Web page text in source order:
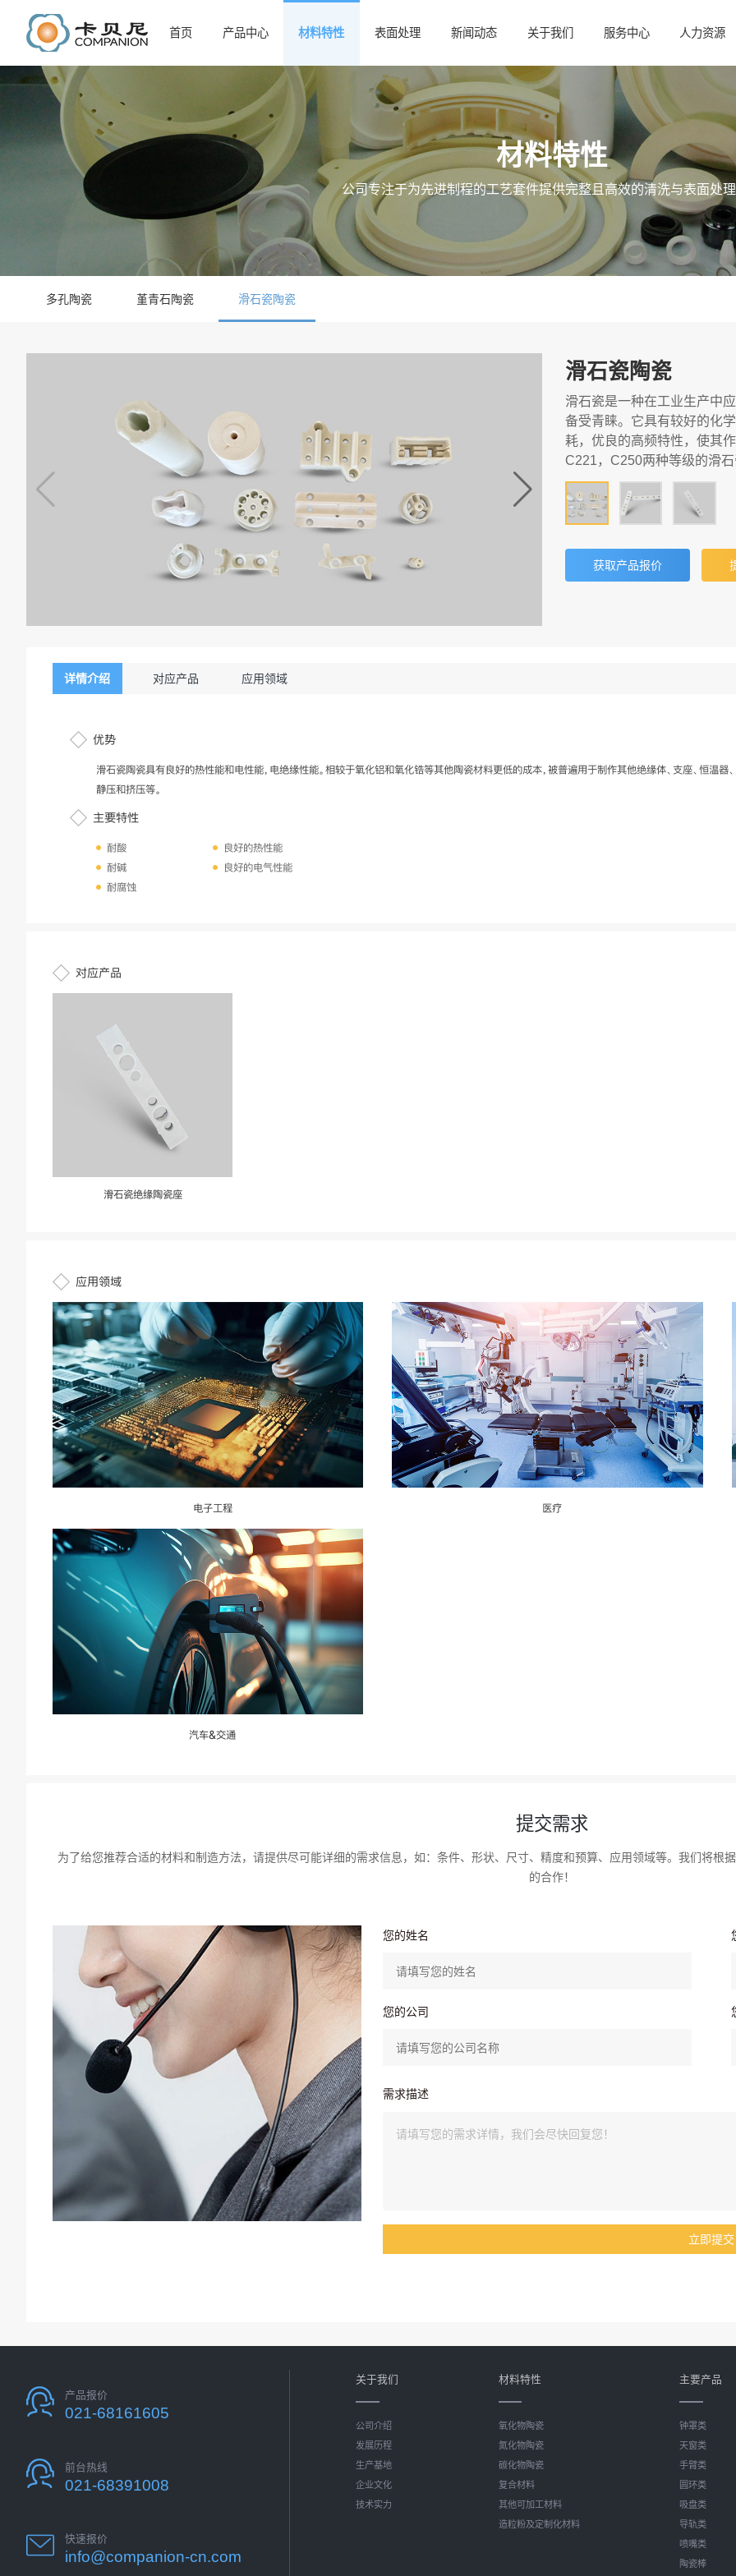
首页 产品中心 材料特性 表面处理 新闻动态 关于我们 服务中心 人力资源
材料特性
公司专注于为先进制程的工艺套件提供完整且高效的清洗与表面处
多孔陶瓷 堇青石陶瓷 滑石瓷陶瓷
滑石瓷陶瓷
滑石瓷是一种在工业生产中
备受青睐。它具有较好的化
耗，优良的高频特性，使其
C221，C250两种等级的滑
获取产品报价
详情介绍 对应产品 应用领域
优势
滑石瓷陶瓷具有良好的热性能和电性能，电绝缘性能。相较于氧化铝和氧化锆等其他陶瓷材料更低的成本，被普遍用于制作其他绝缘体、支座、恒温器
静压和挤压等。
主要特性
耐酸
耐碱
耐腐蚀
良好的热性能
良好的电气性能
对应产品
滑石瓷绝缘陶瓷座
应用领域
电子工程 医疗
汽车&交通
提交需求
为了给您推荐合适的材料和制造方法，请提供尽可能详细的需求信息，如：条件、形状、尺寸、精度和预算、应用领域等。我们将根
的合作！
您的姓名
您的公司
需求描述
产品报价
021-68161605
前台热线
021-68391008
快速报价
info@companion-cn.com
关于我们
公司介绍
发展历程
生产基地
企业文化
技术实力
材料特性
氧化物陶瓷
氮化物陶瓷
碳化物陶瓷
复合材料
其他可加工材料
造粒粉及定制化材料
主要产品
钟罩类
天窗类
手臂类
圆环类
吸盘类
导轨类
喷嘴类
陶瓷棒